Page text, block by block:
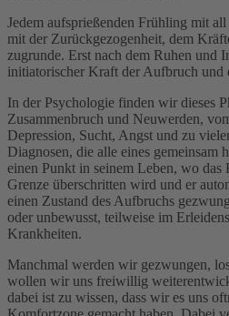
Jedem aufsprießenden Frühling mit
mit der Zurückgezogenheit, dem
zugrunde. Erst nach dem Ruhen und
initiatorischer Kraft der Aufbruch und
In der Psychologie finden wir dieses
Zusammenbruch und Neuwerden,
Depression, Sucht, Angst und zu
Diagnosen, die alle eines gemeinsam
einen Punkt in seinem Leben, wo das
Grenze überschritten wird und er
einen Zustand des Aufbruchs
oder unbewusst, teilweise im
Krankheiten.
Manchmal werden wir gezwungen,
wollen wir uns freiwillig
dabei ist zu wissen, dass wir es uns